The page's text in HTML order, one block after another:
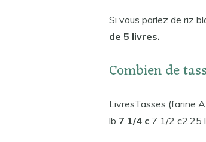
Si vous parlez de riz
de 5 livres.
Combien de
LivresTasses (farine
lb 7 1/4 c7 1/2 c2.25